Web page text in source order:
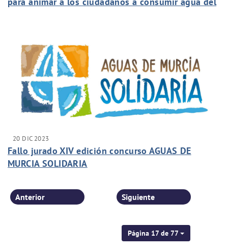
20 DIC 2023
Fallo jurado XIV edición concurso AGUAS DE
MURCIA SOLIDARIA
Página 17 de 77
Anterior Siguiente